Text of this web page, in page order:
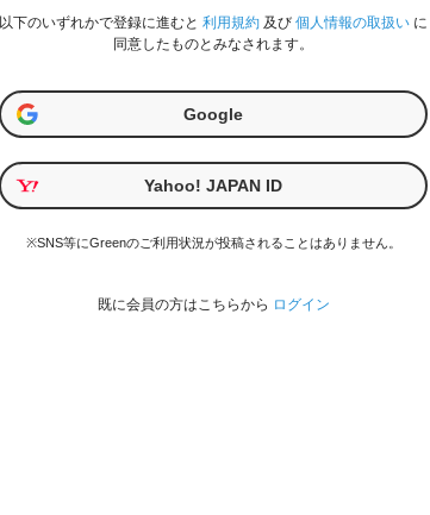
以下のいずれかで登録に進むと 利用規約 及び 個人情報の取扱い に
同意したものとみなされます。
Google
Yahoo! JAPAN ID
※SNS等にGreenのご利用状況が投稿されることはありません。
既に会員の方はこちらから ログイン